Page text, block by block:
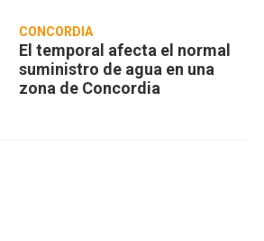
CONCORDIA
El temporal afecta el normal
suministro de agua en una
zona de Concordia